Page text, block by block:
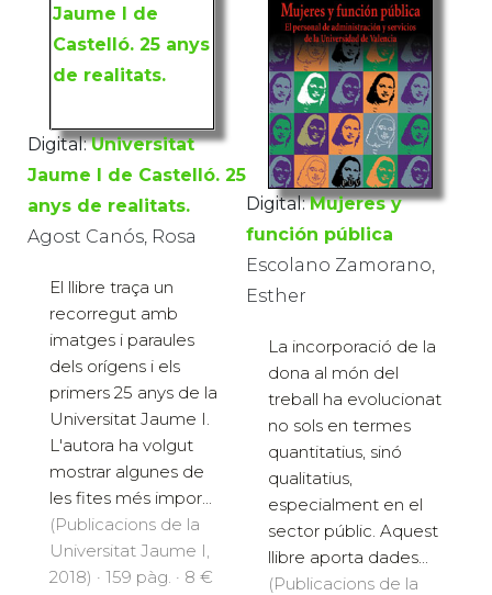
Digital: Universitat
Jaume I de Castelló. 25
anys de realitats.
Agost Canós, Rosa
El llibre traça un
recorregut amb
imatges i paraules
dels orígens i els
primers 25 anys de la
Universitat Jaume I.
L'autora ha volgut
mostrar algunes de
les fites més impor...
(Publicacions de la
Universitat Jaume I,
2018) · 159 pàg. · 8 €
Digital: Mujeres y
función pública
Escolano Zamorano,
Esther
La incorporació de la
dona al món del
treball ha evolucionat
no sols en termes
quantitatius, sinó
qualitatius,
especialment en el
sector públic. Aquest
llibre aporta dades...
(Publicacions de la